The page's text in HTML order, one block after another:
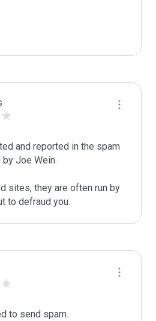
and reported in the spam
Joe Wein.
sites, they are often run by
to defraud you.
to send spam.